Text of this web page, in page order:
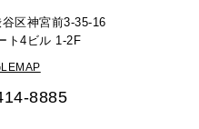
区神宮前3-35-16
ト4ビル 1-2F
8885